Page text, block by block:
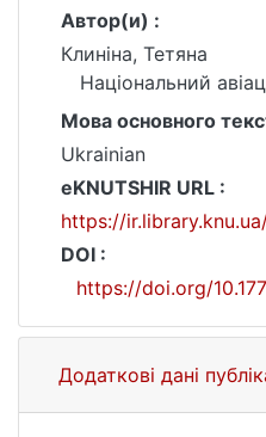
Автор(и) :
Клиніна, Тетяна
Національний
Мова основного
Ukrainian
eKNUTSHIR URL :
https://
DOI :
https://doi.org/
Додаткові дані